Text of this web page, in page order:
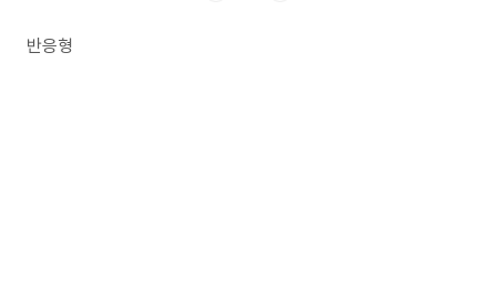
이 잘 되면 자동으로 광채 또는 윤기가 흐른다고 볼수 있죠. 따라서, 이름만 다
반응형